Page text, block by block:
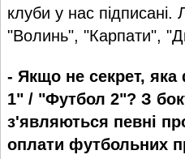
клуби у нас
"Волинь", "Карпати",
- Якщо не секрет,
1" / "Футбол 2"? З
з'являються певні
оплати футбольних